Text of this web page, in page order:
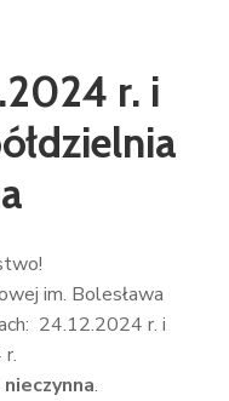
r. i
im. Bolesława
24.12.2024 r. i
.